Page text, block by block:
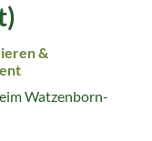
&
Watzenborn-